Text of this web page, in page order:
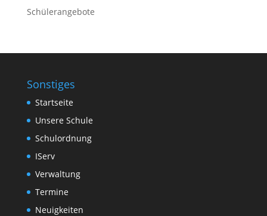
Schülerangebote
Sonstiges
Startseite
Unsere Schule
Schulordnung
IServ
Verwaltung
Termine
Neuigkeiten